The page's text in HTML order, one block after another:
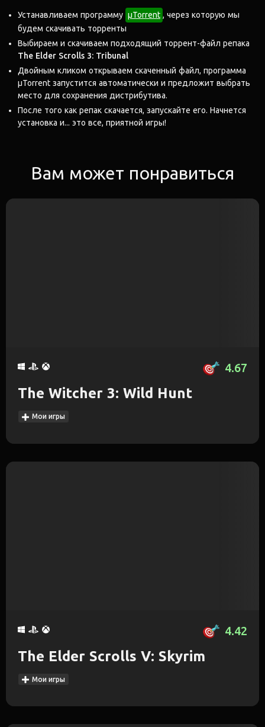
Устанавливаем программу μTorrent , через которую мы
будем скачивать торренты
Выбираем и скачиваем подходящий торрент-файл репака
The Elder Scrolls 3: Tribunal
Двойным кликом открываем скаченный файл, программа
μTorrent запустится автоматически и предложит выбрать
место для сохранения дистрибутива.
После того как репак скачается, запускайте его. Начнется
установка и... это все, приятной игры!
Вам может понравиться
4.67
The Witcher 3: Wild Hunt
Мои игры
4.42
The Elder Scrolls V: Skyrim
Мои игры